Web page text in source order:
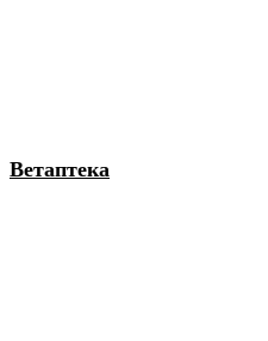
Ветаптека